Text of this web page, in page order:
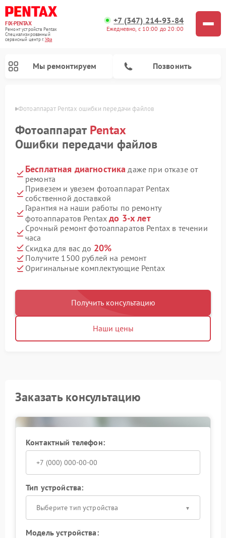
FIX-PENTAX
Ремонт устройств Pentax
Специализированный
cервисный центр г.Уфа
+7 (347) 214-93-84
Ежедневно, с 10:00 до 20:00
Мы ремонтируем Позвонить
Уфе Фотоаппарат Pentax ошибки передачи файлов
Фотоаппарат Pentax
Ошибки передачи файлов
Бесплатная диагностика даже при отказе от
ремонта
Привезем и увезем фотоаппарат Pentax
собственной доставкой
Гарантия на наши работы по ремонту
фотоаппаратов Pentaxдо 3-х лет
Срочный ремонт фотоаппаратов Pentax в течении
часа
Скидка для вас до 20%
Получите 1500 рублей на ремонт
Оригинальные комплектующие Pentax
Получить консультацию
Наши цены
Заказать консультацию
Контактный телефон:
Тип устройства:
Выберите тип устройства
Модель устройства: